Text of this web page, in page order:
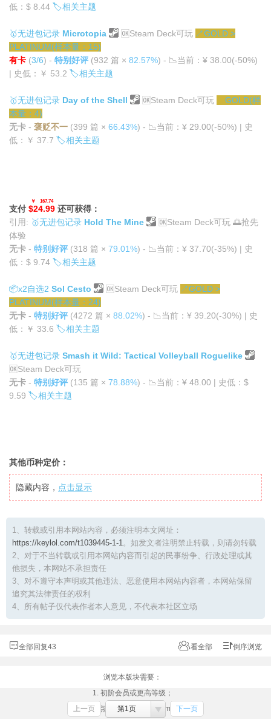
低：$ 8.44 🏷️相关主题
🥇无进包记录 Microtopia 🆗Steam Deck可玩 ↗GOLD >
PLATINUM(样本量：15)
有卡 (3/6) - 特别好评 (932 篇 × 82.57%) - 📉当前：¥ 38.00(-50%)
| 史低：￥ 53.2 🏷️相关主题
🥇无进包记录 Day of the Shell 🆗Steam Deck可玩
GOLD(样
本量：4)
无卡 - 褒贬不一 (399 篇 × 66.43%) - 📉当前：¥ 29.00(-50%) | 史
低：￥ 37.7 🏷️相关主题
支付 $24.99
￥167.74
还可获得：
引用: 🥇无进包记录 Hold The Mine 🆗Steam Deck可玩 🌅抢先
体验
无卡 - 特别好评 (318 篇 × 79.01%) - 📉当前：¥ 37.70(-35%) | 史
低：$ 9.74 🏷️相关主题
📦x2自选2 Sol Cesto 🆗Steam Deck可玩 ↗GOLD >
PLATINUM(样本量：24)
无卡 - 特别好评 (4272 篇 × 88.02%) - 📉当前：¥ 39.20(-30%) | 史
低：￥ 33.6 🏷️相关主题
🥇无进包记录 Smash it Wild: Tactical Volleyball Roguelike
🆗Steam Deck可玩
无卡 - 特别好评 (135 篇 × 78.88%) - 📉当前：¥ 48.00 | 史低：$
9.59 🏷️相关主题
其他币种定价：
隐藏内容， 点击显示
1、转载或引用本网站内容，必须注明本文网址：
https://keylol.com/t1039445-1-1。如发文者注明禁止转载，则请勿转载
2、对于不当转载或引用本网站内容而引起的民事纷争、行政处理或其
他损失，本网站不承担责任
3、对不遵守本声明或其他违法、恶意使用本网站内容者，本网站保留
追究其法律责任的权利
4、所有帖子仅代表作者本人意见，不代表本社区立场
全部回复43 看全部 倒序浏览
浏览本版块需要：
1. 初阶会员或更高等级；
2. （点击此处）绑定Steam账号
上一页 第1页 下一页